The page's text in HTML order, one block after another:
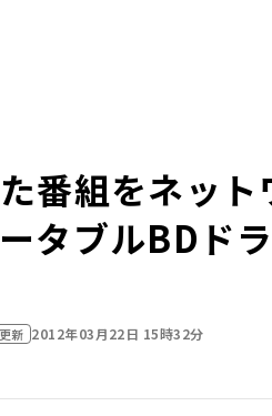
番組をネッ
タブルBDドラ
更新 2012年03月22日 15時32分